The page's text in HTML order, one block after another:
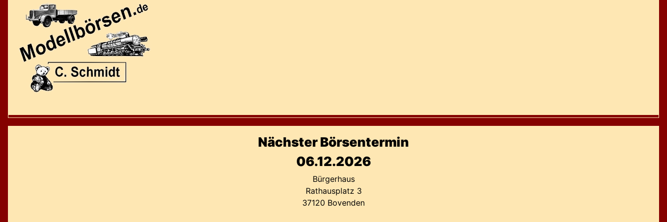
Nächster Börsentermin
06.12.2026
Bürgerhaus
Rathausplatz 3
37120 Bovenden